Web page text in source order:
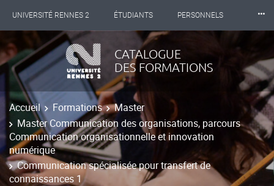
UNIVERSITÉ RENNES 2 ÉTUDIANTS PERSONNELS
INTERNATIONAL PROFESSIONNELS
LES NOUVELLES DE RENNES 2
⸱⸱⸱
CATALOGUE
DES FORMATIONS
Accueil Formations
Master
Master Communication des organisations, parcours
Communication organisationnelle et innovation
numérique
Communication spécialisée pour transfert de
connaissances 1